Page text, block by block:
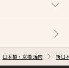
日本橋・京橋 焼肉 新日